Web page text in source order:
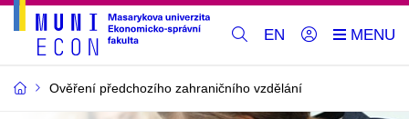
EN
Ověření předchozího zahraničního vzdělání